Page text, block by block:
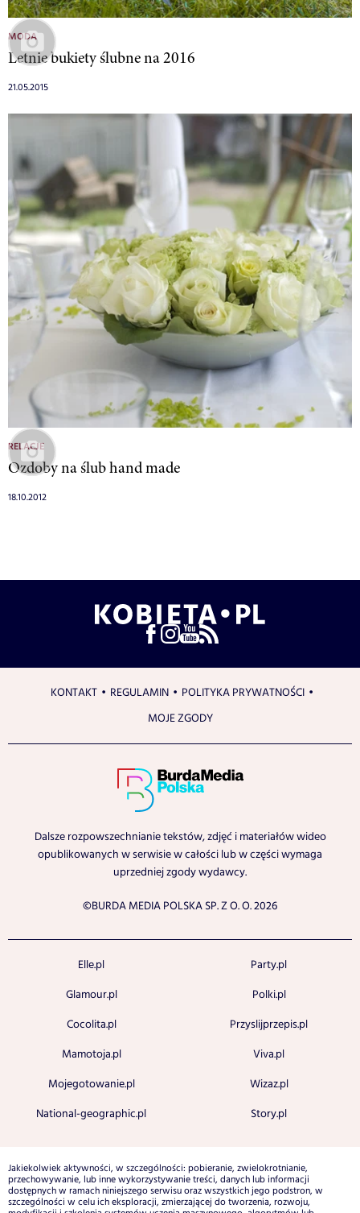
MODA
Letnie bukiety ślubne na 2016
21.05.2015
RELACJE
Ozdoby na ślub hand made
18.10.2012
KONTAKT REGULAMIN
POLITYKA PRYWATNOŚCI
MOJE ZGODY
Dalsze rozpowszechnianie tekstów, zdjęć i materiałów wideo
opublikowanych w serwisie w całości lub w części wymaga
uprzedniej zgody wydawcy.
©BURDA MEDIA POLSKA SP. Z O. O. 2026
Elle.pl
Glamour.pl
Cocolita.pl
Mamotoja.pl
Mojegotowanie.pl
National-geographic.pl
Party.pl
Polki.pl
Przyslijprzepis.pl
Viva.pl
Wizaz.pl
Story.pl
Jakiekolwiek aktywności, w szczególności: pobieranie, zwielokrotnianie,
przechowywanie, lub inne wykorzystywanie treści, danych lub informacji
dostępnych w ramach niniejszego serwisu oraz wszystkich jego podstron, w
szczególności w celu ich eksploracji, zmierzającej do tworzenia, rozwoju,